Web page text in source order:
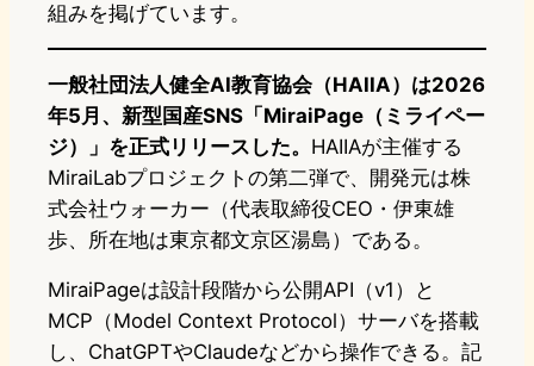
組みを掲げています。
一般社団法人健全AI教育協会（HAIIA）は2026
年5月、新型国産SNS「MiraiPage（ミライペー
ジ）」を正式リリースした。 HAIIAが主催する
MiraiLabプロジェクトの第二弾で、開発元は株
式会社ウォーカー（代表取締役CEO・伊東雄
歩、所在地は東京都文京区湯島）である。
MiraiPageは設計段階から公開API（v1）と
MCP（Model Context Protocol）サーバを搭載
し、ChatGPTやClaudeなどから操作できる。記